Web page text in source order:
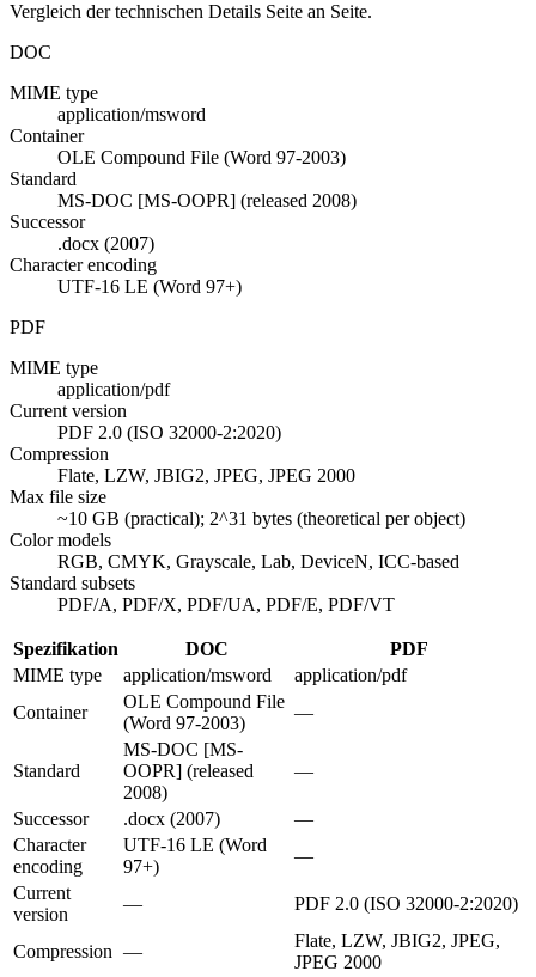
Vergleich der technischen Details Seite an Seite.
DOC
MIME type
application/msword
Container
OLE Compound File (Word 97-2003)
Standard
MS-DOC [MS-OOPR] (released 2008)
Successor
.docx (2007)
Character encoding
UTF-16 LE (Word 97+)
PDF
MIME type
application/pdf
Current version
PDF 2.0 (ISO 32000-2:2020)
Compression
Flate, LZW, JBIG2, JPEG, JPEG 2000
Max file size
~10 GB (practical); 2^31 bytes (theoretical per object)
Color models
RGB, CMYK, Grayscale, Lab, DeviceN, ICC-based
Standard subsets
PDF/A, PDF/X, PDF/UA, PDF/E, PDF/VT
Spezifikation DOC
PDF
MIME type
application/msword
application/pdf
Container
OLE Compound File
(Word 97-2003)
—
Standard
MS-DOC [MS-
OOPR] (released
2008)
—
Successor .docx (2007)
—
Character
encoding
UTF-16 LE (Word
97+)
—
Current
version
— PDF 2.0 (ISO 32000-2:2020)
Compression —
Flate, LZW, JBIG2, JPEG,
JPEG 2000